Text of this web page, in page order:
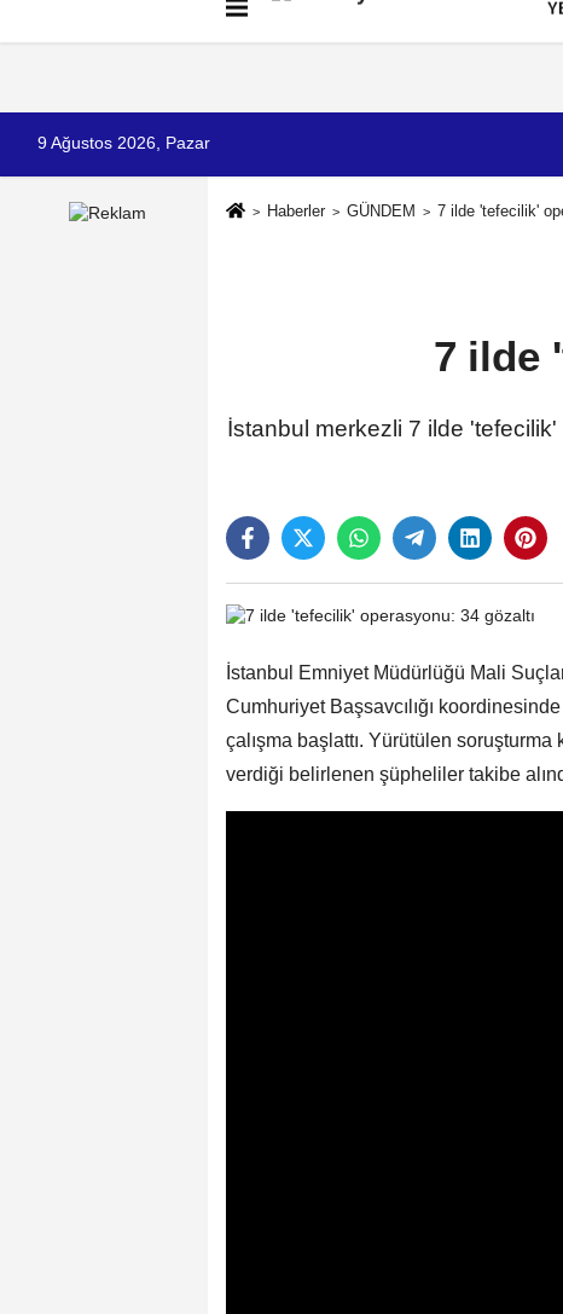
Künye
9 Ağustos 2026, Pazar
Haberler GÜNDEM 7 ilde 'tefecilik'
7 ilde
İstanbul merkezli 7 ilde
İstanbul Emniyet Müdürlüğü Mali
Cumhuriyet Başsavcılığı
çalışma başlattı. Yürütülen soruşturma
verdiği belirlenen şüpheliler takibe